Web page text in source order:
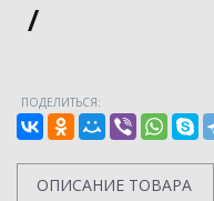
/
ПОДЕЛИТЬСЯ:
ОПИСАНИЕ ТОВАРА